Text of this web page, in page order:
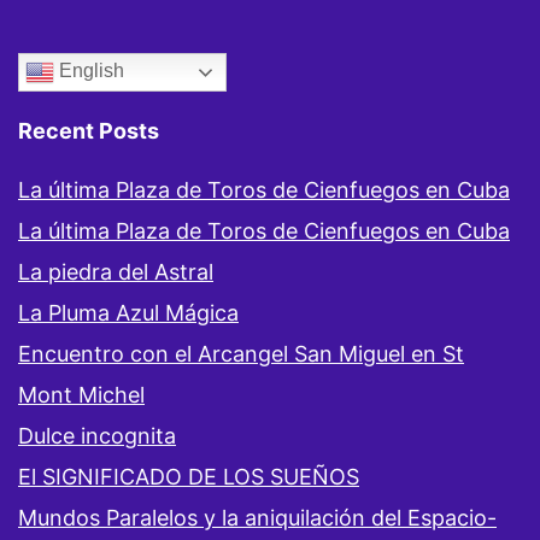
English
Recent Posts
La última Plaza de Toros de Cienfuegos en Cuba
La última Plaza de Toros de Cienfuegos en Cuba
La piedra del Astral
La Pluma Azul Mágica
Encuentro con el Arcangel San Miguel en St
Mont Michel
Dulce incognita
El SIGNIFICADO DE LOS SUEÑOS
Mundos Paralelos y la aniquilación del Espacio-